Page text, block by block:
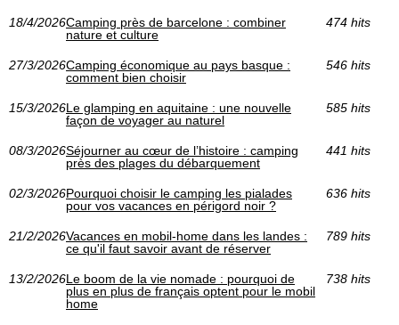
18/4/2026Camping près de barcelone : combiner
nature et culture
474 hits
27/3/2026Camping économique au pays basque :
comment bien choisir
546 hits
15/3/2026Le glamping en aquitaine : une nouvelle
façon de voyager au naturel
585 hits
08/3/2026Séjourner au cœur de l’histoire : camping
près des plages du débarquement
441 hits
02/3/2026Pourquoi choisir le camping les pialades
pour vos vacances en périgord noir ?
636 hits
21/2/2026Vacances en mobil-home dans les landes :
ce qu'il faut savoir avant de réserver
789 hits
13/2/2026Le boom de la vie nomade : pourquoi de
plus en plus de français optent pour le mobil
home
738 hits